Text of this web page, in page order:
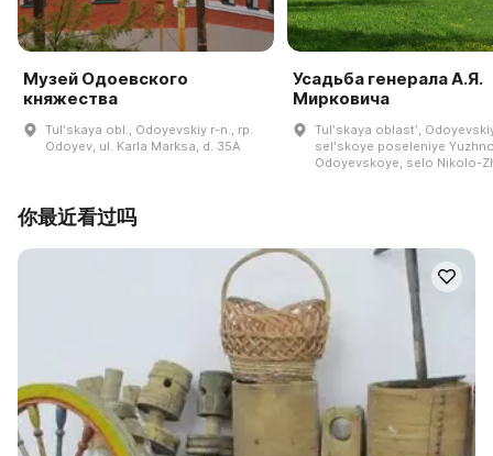
Музей Одоевского
княжества
Tulʹskaya obl., Odoyevskiy r-n., rp.
Odoyev, ul. Karla Marksa, d. 35A
Усадьба генерала А.Я.
Мирковича
Tulʹskaya oblastʹ,
selʹskoye poseleniye
Odoyevskoye, selo Nikolo-
你最近看过吗